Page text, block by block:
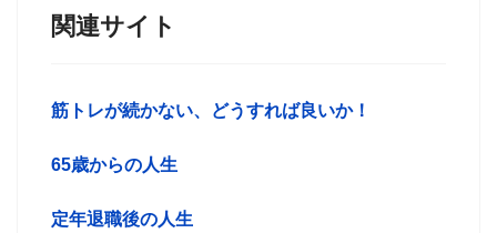
関連サイト
筋トレが続かない、どうすれば良いか！
65歳からの人生
定年退職後の人生